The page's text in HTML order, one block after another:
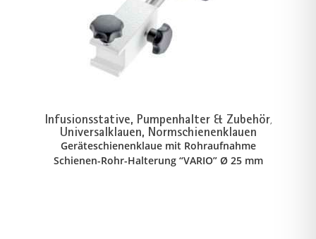
Infusionsstative, Pumpenhalter & Zubehör,
Universalklauen, Normschienenklauen
Geräteschienenklaue mit Rohraufnahme
Schienen-Rohr-Halterung “VARIO” Ø 25 mm